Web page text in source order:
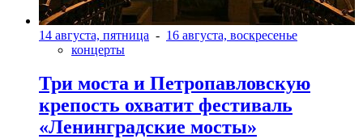
14 августа, пятница - 16 августа, воскресенье
концерты
Три моста и Петропавловскую
крепость охватит фестиваль
«Ленинградские мосты»